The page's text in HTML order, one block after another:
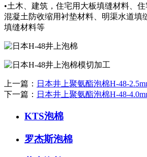
•土木、建筑，住宅用大板填缝材料、住
混凝土防收缩用衬垫材料、明渠水道填
填缝材料等
上一篇： 日本井上聚氨酯泡棉H-48-
下一篇： 日本井上聚氨酯泡棉H-48-
KTS泡棉
罗杰斯泡棉